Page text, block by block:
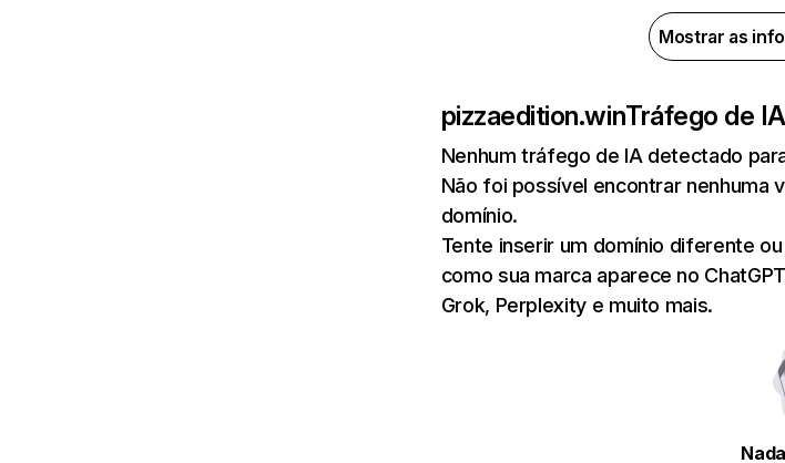
Mostrar as
pizzaedition.winTráfego de IA
Nenhum tráfego de IA detectado
Não foi possível encontrar nenhuma
domínio.
Tente inserir um domínio diferente
como sua marca aparece no
Grok, Perplexity e muito mais.